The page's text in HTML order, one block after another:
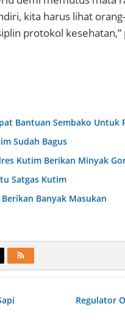
kita harus lihat
protokol kesehatan,”
Bantuan Sembako Untuk
Sudah Bagus
Kutim Berikan Minyak
Satgas Kutim
Banyak Masukan
Regulator